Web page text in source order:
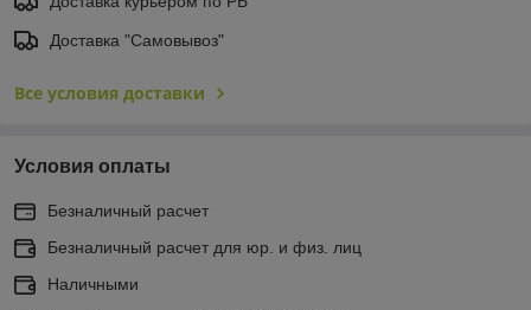
Доставка "Самовывоз"
Все условия доставки
Условия оплаты
Безналичный расчет
Безналичный расчет для юр. и физ. лиц
Наличными